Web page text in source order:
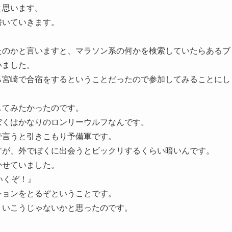
います。
ていきます。
かと言いますと、マラソン系の何かを検索していたらあるブ
した。
崎で合宿をするということだったので参加してみることにし
みたかったのです。
はかなりのロンリーウルフなんです。
うと引きこもり予備軍です。
、外でぼくに出会うとビックリするくらい暗いんです。
ていました。
ぞ！』
ンをとるぞということです。
こうじゃないかと思ったのです。